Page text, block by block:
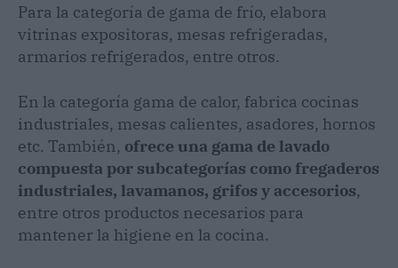
Para la categoría de gama de frío, elabora
vitrinas expositoras, mesas refrigeradas,
armarios refrigerados, entre otros.
En la categoría gama de calor, fabrica cocinas
industriales, mesas calientes, asadores, hornos
etc. También, ofrece una gama de lavado
compuesta por subcategorías como fregaderos
industriales, lavamanos, grifos y accesorios,
entre otros productos necesarios para
mantener la higiene en la cocina.